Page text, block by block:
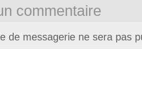
commentaire
de messagerie ne sera pas